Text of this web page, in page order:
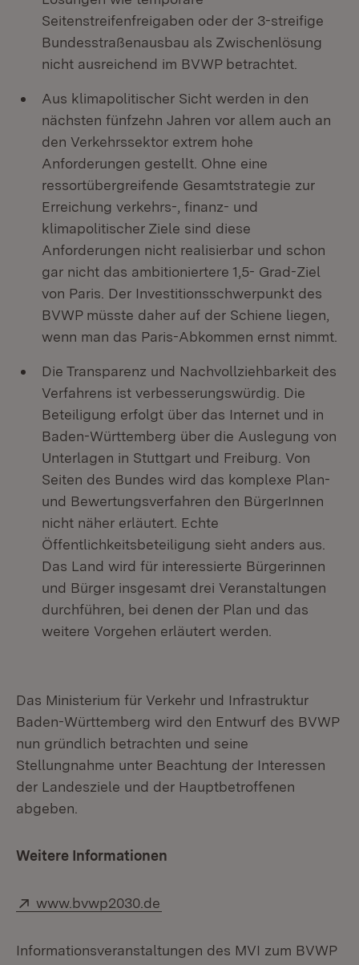
Seitenstreifenfreigaben oder der 3-streifige
Bundesstraßenausbau als Zwischenlösung
nicht ausreichend im BVWP betrachtet.
Aus klimapolitischer Sicht werden in den
nächsten fünfzehn Jahren vor allem auch an
den Verkehrssektor extrem hohe
Anforderungen gestellt. Ohne eine
ressortübergreifende Gesamtstrategie zur
Erreichung verkehrs-, finanz- und
klimapolitischer Ziele sind diese
Anforderungen nicht realisierbar und schon
gar nicht das ambitioniertere 1,5- Grad-Ziel
von Paris. Der Investitionsschwerpunkt des
BVWP müsste daher auf der Schiene liegen,
wenn man das Paris-Abkommen ernst nimmt.
Die Transparenz und Nachvollziehbarkeit des
Verfahrens ist verbesserungswürdig. Die
Beteiligung erfolgt über das Internet und in
Baden-Württemberg über die Auslegung von
Unterlagen in Stuttgart und Freiburg. Von
Seiten des Bundes wird das komplexe Plan-
und Bewertungsverfahren den BürgerInnen
nicht näher erläutert. Echte
Öffentlichkeitsbeteiligung sieht anders aus.
Das Land wird für interessierte Bürgerinnen
und Bürger insgesamt drei Veranstaltungen
durchführen, bei denen der Plan und das
weitere Vorgehen erläutert werden.
Das Ministerium für Verkehr und Infrastruktur
Baden-Württemberg wird den Entwurf des BVWP
nun gründlich betrachten und seine
Stellungnahme unter Beachtung der Interessen
der Landesziele und der Hauptbetroffenen
abgeben.
Weitere Informationen
Extern:
www.bvwp2030.de
Informationsveranstaltungen des MVI zum BVWP